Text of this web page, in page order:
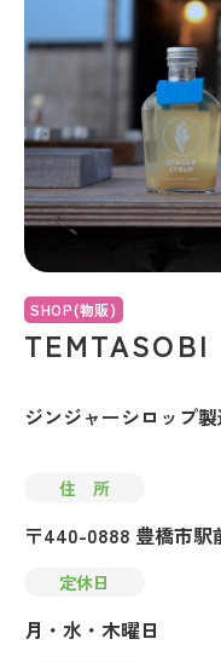
TEMTASOBI
ジンジャーシロップ
SHOP(物販)
住 所
〒440-0888 豊橋市駅
定休日
月・水・木曜日